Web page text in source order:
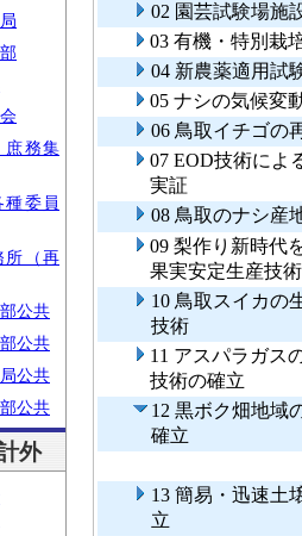
庶務集
種委員
所（再
公共
公共
公共
公共
外
02 園芸試験場施
03 有機・特別栽
04 新農薬適用試
05 ナシの気候変
06 鳥取イチゴの
07 EOD技術によ
実証
08 鳥取のナシ産
09 梨作り新時代
果実安定生産技
10 鳥取スイカの
技術
11 アスパラガス
技術の確立
12 黒ボク畑地域
確立
13 簡易・迅速土
立